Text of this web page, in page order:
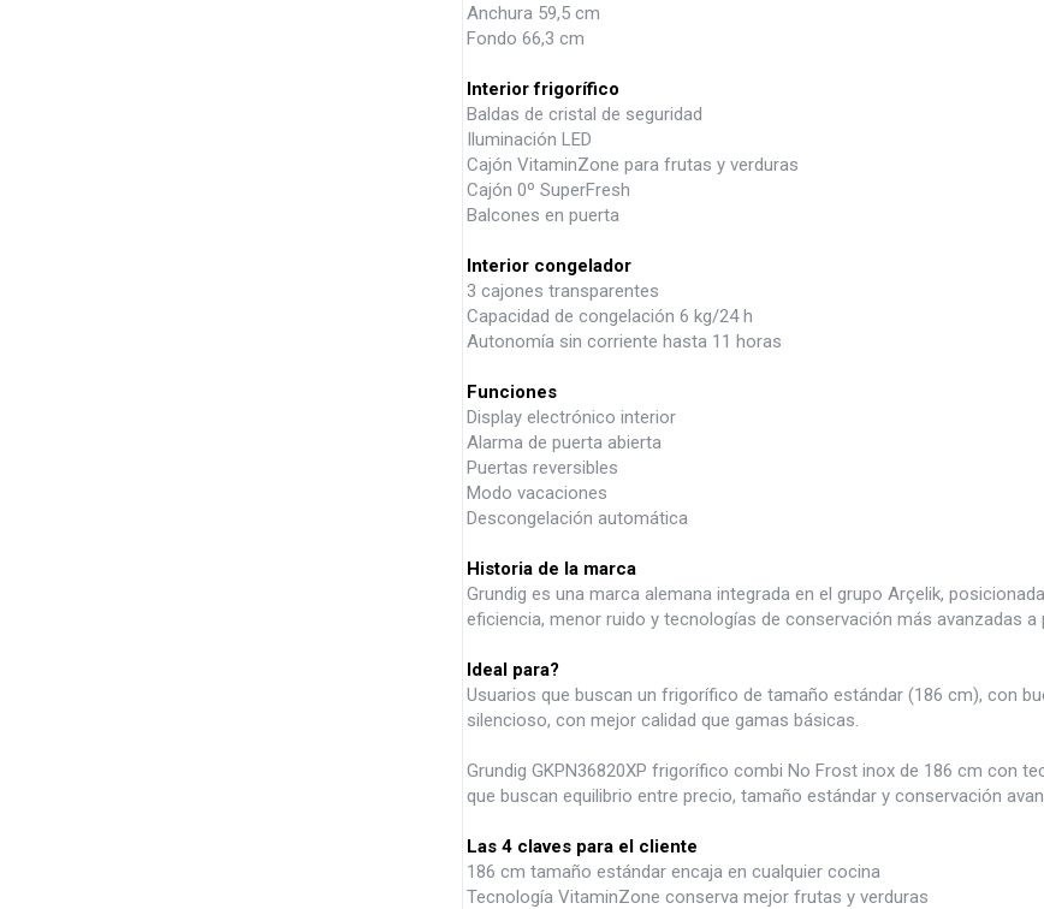
Anchura 59,5 cm
Fondo 66,3 cm
Interior frigorífico
Baldas de cristal de seguridad
Iluminación LED
Cajón VitaminZone para frutas y verduras
Cajón 0º SuperFresh
Balcones en puerta
Interior congelador
3 cajones transparentes
Capacidad de congelación 6 kg/24 h
Autonomía sin corriente hasta 11 horas
Funciones
Display electrónico interior
Alarma de puerta abierta
Puertas reversibles
Modo vacaciones
Descongelación automática
Historia de la marca
Grundig es una marca alemana integrada en el grupo Arçelik,
eficiencia, menor ruido y tecnologías de conservación más avanzadas
Ideal para?
Usuarios que buscan un frigorífico de tamaño estándar (186 cm), con
silencioso, con mejor calidad que gamas básicas.
Grundig GKPN36820XP frigorífico combi No Frost inox de 186 cm con
que buscan equilibrio entre precio, tamaño estándar y conservación
Las 4 claves para el cliente
186 cm tamaño estándar encaja en cualquier cocina
Tecnología VitaminZone conserva mejor frutas y verduras